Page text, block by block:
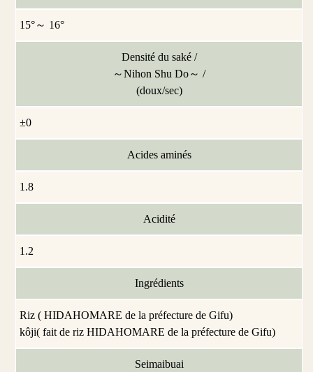
15°～ 16°
Densité du saké /
～Nihon Shu Do～ /
(doux/sec)
±0
Acides aminés
1.8
Acidité
1.2
Ingrédients
Riz ( HIDAHOMARE de la préfecture de Gifu)
kôji( fait de riz HIDAHOMARE de la préfecture de Gifu)
Seimaibuai